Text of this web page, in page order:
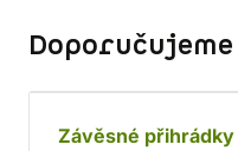
Doporučujeme
Závěsné přihrádky